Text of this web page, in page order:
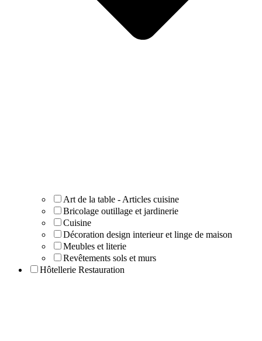
Art de la table - Articles cuisine
Bricolage outillage et jardinerie
Cuisine
Décoration design interieur et linge de maison
Meubles et literie
Revêtements sols et murs
Hôtellerie Restauration